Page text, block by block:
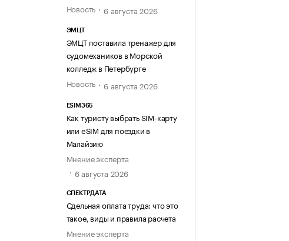
Новость
6 августа 2026
ЭМЦТ
ЭМЦТ поставила тренажер для
судомехаников в Морской
колледж в Петербурге
Новость
6 августа 2026
ESIM365
Как туристу выбрать SIM-карту
или eSIM для поездки в
Малайзию
Мнение эксперта
6 августа 2026
СПЕКТРДАТА
Сдельная оплата труда: что это
такое, виды и правила расчета
Мнение эксперта